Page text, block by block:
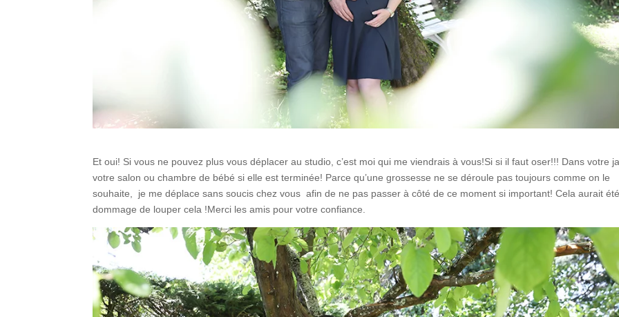
Et oui! Si vous ne pouvez plus vous déplacer au studio, c’est moi qui me viendrais à vous!Si si il faut oser!!! Dans votre
votre salon ou chambre de bébé si elle est terminée! Parce qu’une grossesse ne se déroule pas toujours comme on le
souhaite, je me déplace sans soucis chez vous afin de ne pas passer à côté de ce moment si important! Cela aurait
dommage de louper cela !Merci les amis pour votre confiance.